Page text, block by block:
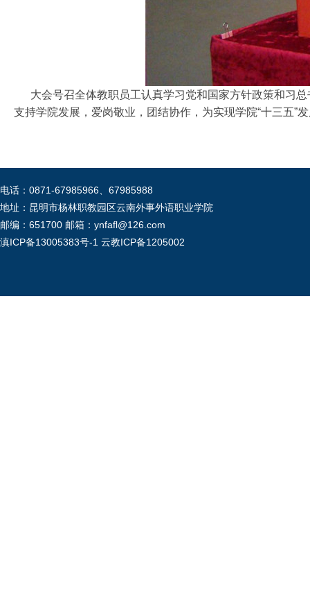
大会号召全体教职员工认真学习党和国家方针政策和习总
支持学院发展，爱岗敬业，团结协作，为实现学院“十三五”
电话：0871-67985966、67985988
地址：昆明市杨林职教园区云南外事外语职业学院
邮编：651700 邮箱：ynfafl@126.com
滇ICP备13005383号-1 云教ICP备1205002